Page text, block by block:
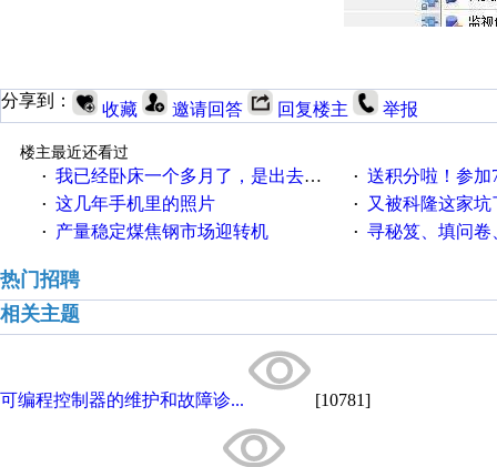
分享到： 收藏 邀请回答 回复楼主 举报
楼主最近还看过
· 我已经卧床一个多月了，是出去安装机械手在高速遭遇车祸所致:大家工作都要特别注意啊 · 送积分啦！参加7月6日
· 这几年手机里的照片 · 又被科隆这家坑
· 产量稳定煤焦钢市场迎转机 · 寻秘笈、填问卷
热门招聘
相关主题
可编程控制器的维护和故障诊... [10781]